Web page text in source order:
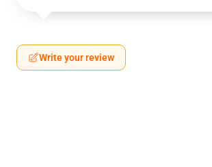
Write your review